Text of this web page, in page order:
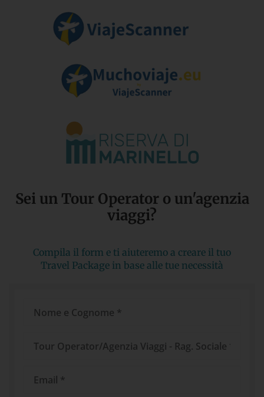
Sei un Tour Operator o un'agenzia
viaggi?​
Compila il form e ti aiuteremo a creare il tuo
Travel Package in base alle tue necessità
Operator/Agenzia